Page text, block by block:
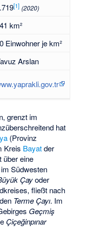
[1] (2020)
km²
Einwohner je km²
Arslan
grenzt im
hat
(Provinz
Kreis Bayatder
über eine
Südwesten
Çayoder
fließt nach
Terme Çayı. Im
Geçmiş
Çiçeğinpınar